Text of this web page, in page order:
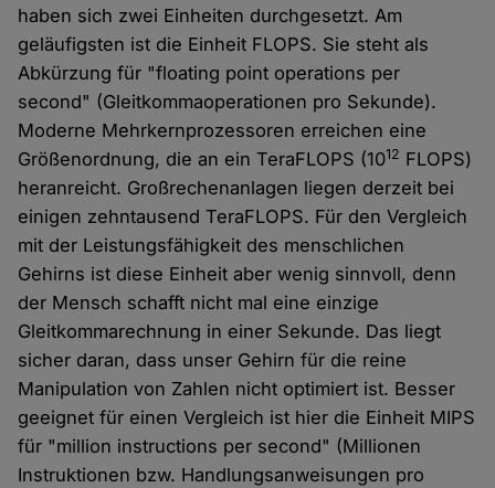
haben sich zwei Einheiten durchgesetzt. Am
geläufigsten ist die Einheit FLOPS. Sie steht als
Abkürzung für "floating point operations per
second" (Gleitkommaoperationen pro Sekunde).
Moderne Mehrkernprozessoren erreichen eine
Größenordnung, die an ein TeraFLOPS (1012 FLOPS)
heranreicht. Großrechenanlagen liegen derzeit bei
einigen zehntausend TeraFLOPS. Für den Vergleich
mit der Leistungsfähigkeit des menschlichen
Gehirns ist diese Einheit aber wenig sinnvoll, denn
der Mensch schafft nicht mal eine einzige
Gleitkommarechnung in einer Sekunde. Das liegt
sicher daran, dass unser Gehirn für die reine
Manipulation von Zahlen nicht optimiert ist. Besser
geeignet für einen Vergleich ist hier die Einheit MIPS
für "million instructions per second" (Millionen
Instruktionen bzw. Handlungsanweisungen pro